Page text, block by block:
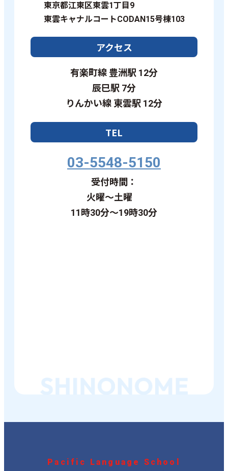
東京都江東区東雲1丁目9
東雲キャナルコートCODAN15号棟103
アクセス
有楽町線 豊洲駅 12分
辰巳駅 7分
りんかい線 東雲駅 12分
TEL
03-5548-5150
受付時間：
火曜～土曜
11時30分～19時30分
Pacific Language School